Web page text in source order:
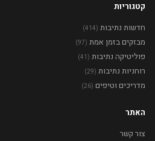
קטגוריות
חדשות נתיבות (414)
מבזקים בזמן אמת (97)
פוליטיקה נתיבות (41)
רוחניות נתיבות (29)
מדריכים וטיפים (26)
האתר
צור קשר